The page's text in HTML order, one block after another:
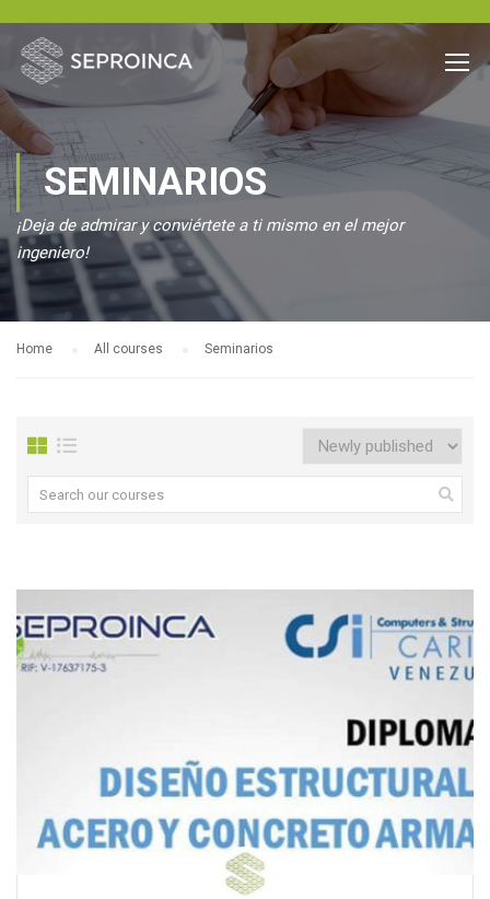
SEMINARIOS
¡Deja de admirar y conviértete a ti mismo en el mejor
ingeniero!
Home All courses Seminarios